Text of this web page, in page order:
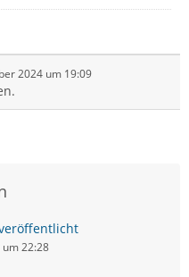
2024 um 19:09
22:28